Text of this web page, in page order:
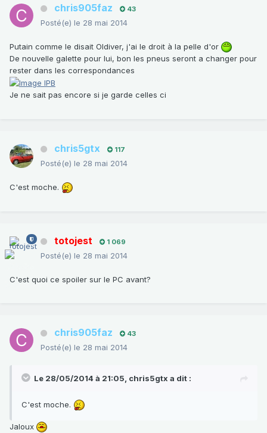
chris905faz 43
Posté(e) le 28 mai 2014
Putain comme le disait Oldiver, j'ai le droit à la pelle d'or
De nouvelle galette pour lui, bon les pneus seront a changer pour
rester dans les correspondances
Je ne sait pas encore si je garde celles ci
chris5gtx 117
Posté(e) le 28 mai 2014
C'est moche.
totojest 1 069
Posté(e) le 28 mai 2014
C'est quoi ce spoiler sur le PC avant?
chris905faz 43
Posté(e) le 28 mai 2014
Le 28/05/2014 à 21:05, chris5gtx a dit :
C'est moche.
Jaloux